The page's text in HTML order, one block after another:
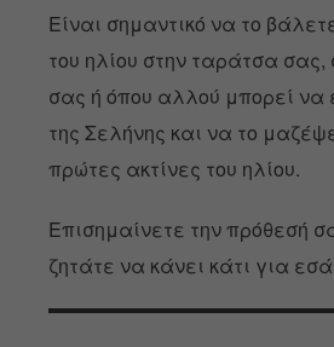
Είναι σημαντικό να το
του ηλίου στην ταράτσα σας,
σας ή όπου αλλού μπορεί να
της Σελήνης και να το
πρώτες ακτίνες του ηλίου.
Επισημαίνετε την πρόθεσή
ζητάτε να κάνει κάτι για